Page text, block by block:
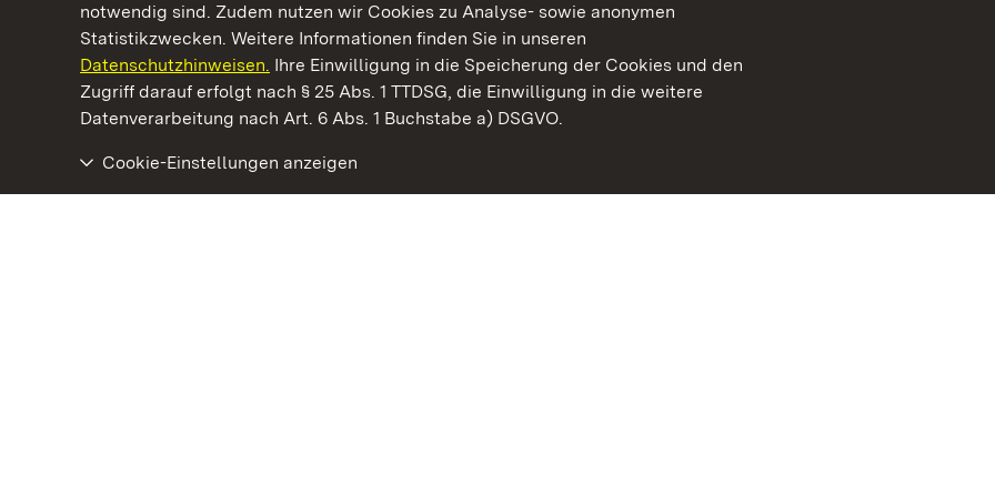
notwendig sind. Zudem nutzen wir Cookies zu Analyse- sowie anonymen
Statistikzwecken. Weitere Informationen finden Sie in unseren
Datenschutzhinweisen. Ihre Einwilligung in die Speicherung der Cookies und den
Zugriff darauf erfolgt nach § 25 Abs. 1 TTDSG, die Einwilligung in die weitere
Datenverarbeitung nach Art. 6 Abs. 1 Buchstabe a) DSGVO.
Cookie-Einstellungen anzeigen
Kommen. Staunen. Genießen.